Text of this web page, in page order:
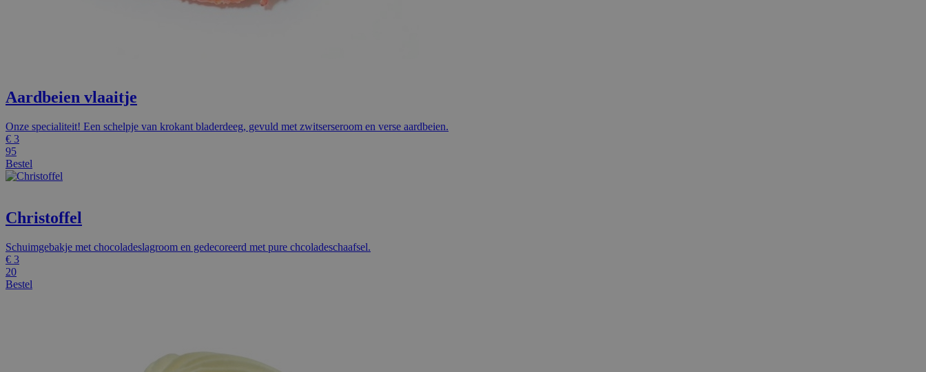
Aardbeien vlaaitje
Onze specialiteit! Een schelpje van krokant bladerdeeg, gevuld met zwitserseroom en verse aardbeien.
€ 3
95
Bestel
Christoffel
Schuimgebakje met chocoladeslagroom en gedecoreerd met pure chcoladeschaafsel.
€ 3
20
Bestel